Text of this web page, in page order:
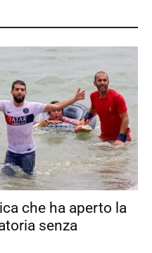
che ha aperto la
senza